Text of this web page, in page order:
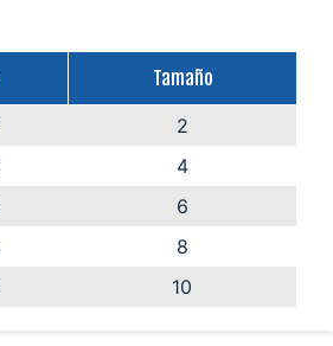
Tamaño
2
4
6
8
10